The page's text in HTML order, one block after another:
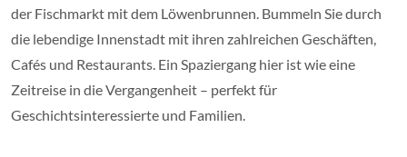
der Fischmarkt mit dem Löwenbrunnen. Bummeln Sie durch
die lebendige Innenstadt mit ihren zahlreichen Geschäften,
Cafés und Restaurants. Ein Spaziergang hier ist wie eine
Zeitreise in die Vergangenheit – perfekt für
Geschichtsinteressierte und Familien.